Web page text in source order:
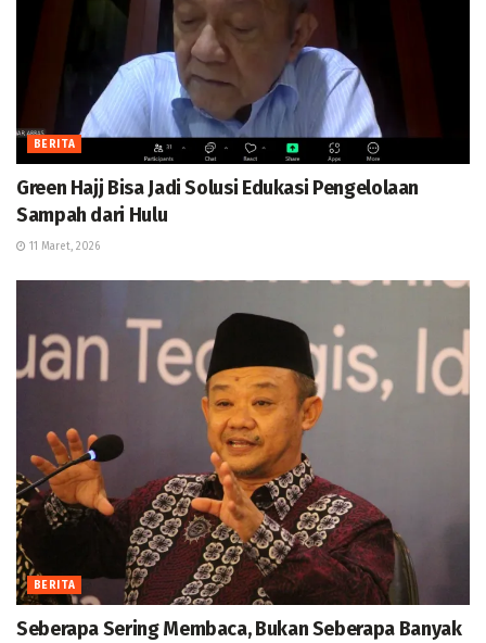
BERITA
Green Hajj Bisa Jadi Solusi Edukasi Pengelolaan
Sampah dari Hulu
11 Maret, 2026
BERITA
Seberapa Sering Membaca, Bukan Seberapa Banyak